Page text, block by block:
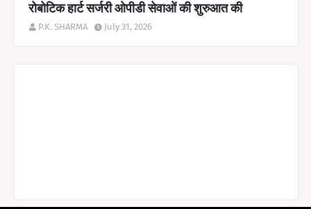
रोबोटिक हार्ट सर्जरी ओपीडी सेवाओं की शुरुआत की
P.K. SHARMA July 31, 2026